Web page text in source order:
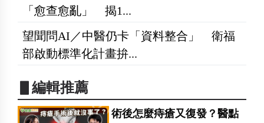
「愈查愈亂」 揭1...
望聞問AI／中醫仍卡「資料整合」 衛福
部啟動標準化計畫拚...
▋編輯推薦
術後怎麼痔瘡又復發？醫點